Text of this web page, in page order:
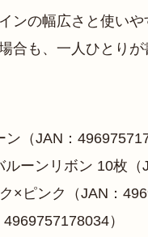
ンの幅広さと使い
合も、一人ひとり
（JAN：
ーンリボン 10枚（
×ピンク（JAN：
）